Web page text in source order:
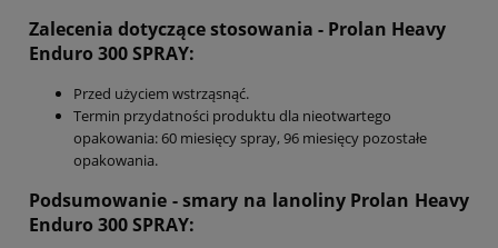
Zalecenia dotyczące stosowania - Prolan Heavy
Enduro 300 SPRAY:
Przed użyciem wstrząsnąć.
Termin przydatności produktu dla nieotwartego
opakowania: 60 miesięcy spray, 96 miesięcy pozostałe
opakowania.
Podsumowanie - smary na lanoliny Prolan Heavy
Enduro 300SPRAY: